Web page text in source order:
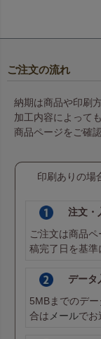
ご注文の流れ
納期は商品や印刷
加工内容によって
商品ページをご確
印刷ありの場
注文・
ご注文は商品
稿完了日を基準
データ
5MBまでのデー
合は メールでお